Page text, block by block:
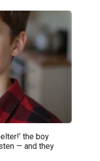
the boy
— and they